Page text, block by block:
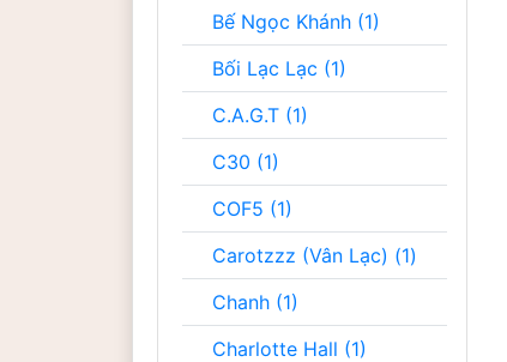
Bế Ngọc Khánh (1)
Bối Lạc Lạc (1)
C.A.G.T (1)
C30 (1)
COF5 (1)
Carotzzz (Vân Lạc) (1)
Chanh (1)
Charlotte Hall (1)